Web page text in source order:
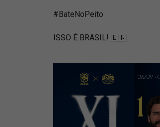
#BateNoPeito
ISSO É BRASIL! 🇧🇷